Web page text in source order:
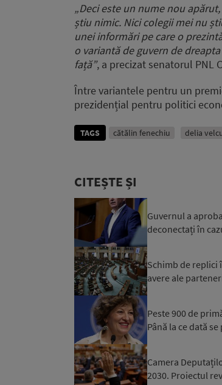
„Deci este un nume nou
știu nimic. Nici colegii mei nu
unei informări pe care o
o variantă de guvern de
față”, a precizat senatorul PNL
Între variantele pentru un
prezidențial pentru politici
TAGS cătălin fenechiu delia
CITEȘTE ȘI
Guvernul a
deconectați în
Schimb de replici
avere ale
Peste 900 de
Până la ce dată
Camera
2030. Proiectul